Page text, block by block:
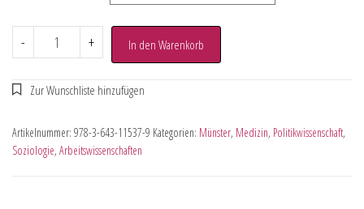
- + In den Warenkorb
Artikelnummer: 978-3-643-11537-9 Kategorien: Münster, Medizin, Politikwissenschaft,
Soziologie, Arbeitswissenschaften